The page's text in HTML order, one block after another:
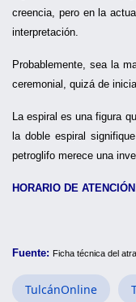
creencia, pero en la
interpretación.
Probablemente, sea la
ceremonial, quizá de
La espiral es una figura
la doble espiral
petroglifo merece una
HORARIO DE
Fuente: Ficha técnica del
TulcánOnline